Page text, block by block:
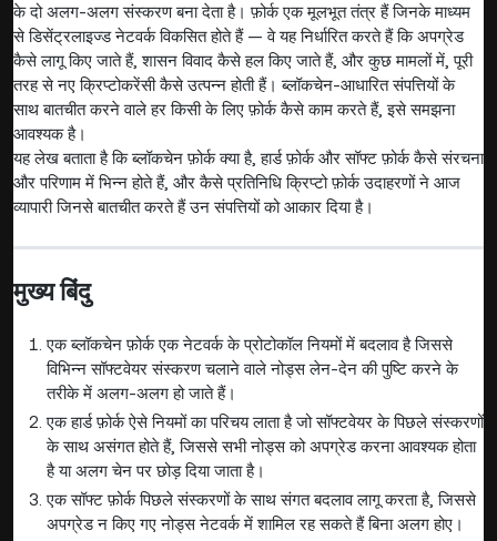
के दो अलग-अलग संस्करण बना देता है। फ़ोर्क एक मूलभूत तंत्र हैं जिनके माध्यम
से डिसेंट्रलाइज्ड नेटवर्क विकसित होते हैं — वे यह निर्धारित करते हैं कि अपग्रेड
कैसे लागू किए जाते हैं, शासन विवाद कैसे हल किए जाते हैं, और कुछ मामलों में, पूरी
तरह से नए क्रिप्टोकरेंसी कैसे उत्पन्न होती हैं। ब्लॉकचेन-आधारित संपत्तियों के
साथ बातचीत करने वाले हर किसी के लिए फ़ोर्क कैसे काम करते हैं, इसे समझना
आवश्यक है।
यह लेख बताता है कि ब्लॉकचेन फ़ोर्क क्या है, हार्ड फ़ोर्क और सॉफ्ट फ़ोर्क कैसे संरचना
और परिणाम में भिन्न होते हैं, और कैसे प्रतिनिधि क्रिप्टो फ़ोर्क उदाहरणों ने आज
व्यापारी जिनसे बातचीत करते हैं उन संपत्तियों को आकार दिया है।
मुख्य बिंदु
एक ब्लॉकचेन फ़ोर्क एक नेटवर्क के प्रोटोकॉल नियमों में बदलाव है जिससे
विभिन्न सॉफ्टवेयर संस्करण चलाने वाले नोड्स लेन-देन की पुष्टि करने के
तरीके में अलग-अलग हो जाते हैं।
एक हार्ड फ़ोर्क ऐसे नियमों का परिचय लाता है जो सॉफ्टवेयर के पिछले संस्करणों
के साथ असंगत होते हैं, जिससे सभी नोड्स को अपग्रेड करना आवश्यक होता
है या अलग चेन पर छोड़ दिया जाता है।
एक सॉफ्ट फ़ोर्क पिछले संस्करणों के साथ संगत बदलाव लागू करता है, जिससे
अपग्रेड न किए गए नोड्स नेटवर्क में शामिल रह सकते हैं बिना अलग होए।